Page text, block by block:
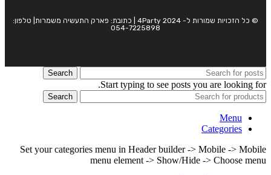
© כל הזכויות שמורות ל- 4Party 2024 | כתובת: פארק התעשיה משמרות| טלפון:
054-7225898
Search
Start typing to see posts you are looking for.
Search
Menu
Categories
Set your categories menu in Header builder -> Mobile -> Mobile
menu element -> Show/Hide -> Choose menu